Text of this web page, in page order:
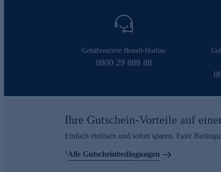
Gebührenfreie Bestell-Hotline
0800 29 888 88
Ihre Gutschein-Vorteile auf
Einfach einlösen und sofort sparen. Faire
1Alle Gutscheinbedingungen